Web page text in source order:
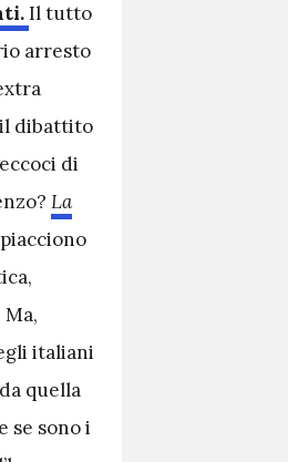
Il tutto
arresto
il dibattito
di
La
italiani
quella
se sono i